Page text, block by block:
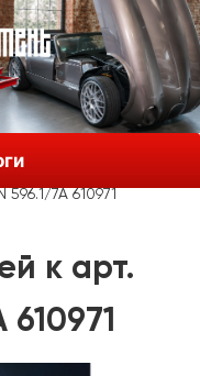
7A 610971
к арт.